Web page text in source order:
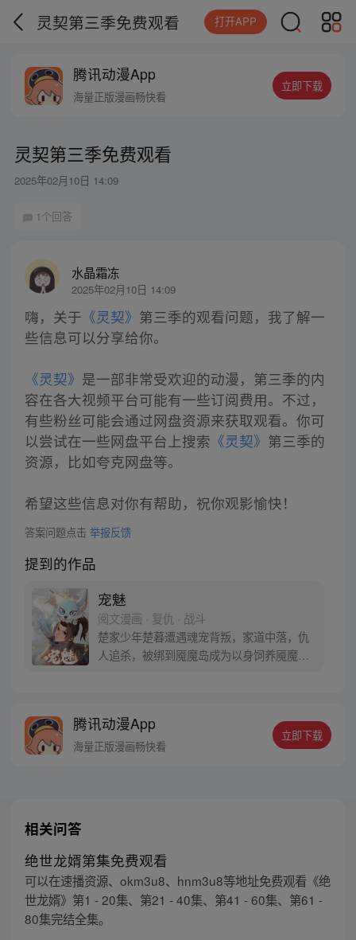
灵契第三季免费观看 打开APP
腾讯动漫App
海量正版漫画畅快看
立即下载
灵契第三季免费观看
2025年02月10日 14:09
1个回答
水晶霜冻
2025年02月10日 14:09
嗨，关于 《灵契》 第三季的观看问题，我了解一
些信息可以分享给你。
《灵契》 是一部非常受欢迎的动漫，第三季的内
容在各大视频平台可能有一些订阅费用。不过，
有些粉丝可能会通过网盘资源来获取观看。你可
以尝试在一些网盘平台上搜索 《灵契》 第三季的
资源，比如夸克网盘等。
希望这些信息对你有帮助，祝你观影愉快！
答案问题点击 举报反馈
提到的作品
宠魅
阅文漫画 · 复仇 · 战斗
楚家少年楚暮遭遇魂宠背叛，家道中落，仇
人追杀，被绑到魇魔岛成为以身饲养魇魔的
楚暮幸运地和一只变异月光狐魂宠签订了契
约，取名莫邪。 楚暮将以魇魔岛为起点，谱
腾讯动漫App
海量正版漫画畅快看
立即下载
相关问答
绝世龙婿第集免费观看
可以在速播资源、okm3u8、hnm3u8等地址免费观看《绝
世龙婿》第1 - 20集、第21 - 40集、第41 - 60集、第61 -
80集完结全集。